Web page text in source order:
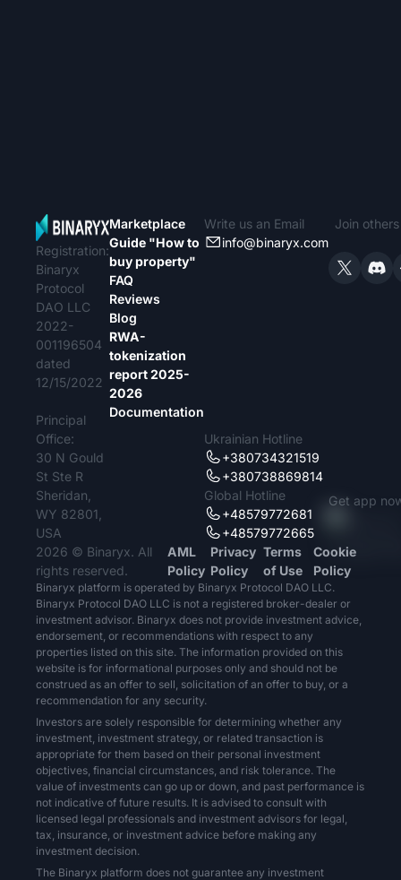
Registration:
Binaryx
Protocol
DAO LLC
2022-
001196504
dated
12/15/2022
Principal
Office:
30 N Gould
St Ste R
Sheridan,
WY 82801,
USA
Marketplace
Guide "How to
buy property"
FAQ
Reviews
Blog
RWA-
tokenization
report 2025-
2026
Documentation
Write us an Email
info@binaryx.com
Ukrainian Hotline
+380734321519
+380738869814
Global Hotline
+48579772681
+48579772665
Join
Get app
2026 © Binaryx. All
rights reserved.
AML
Policy
Privacy
Policy
Terms
of Use
Cookie
Policy
Binaryx platform is operated by Binaryx Protocol DAO LLC.
Binaryx Protocol DAO LLC is not a registered broker-dealer or
investment advisor. Binaryx does not provide investment advice,
endorsement, or recommendations with respect to any
properties listed on this site. The information provided on this
website is for informational purposes only and should not be
construed as an offer to sell, solicitation of an offer to buy, or a
recommendation for any security.
Investors are solely responsible for determining whether any
investment, investment strategy, or related transaction is
appropriate for them based on their personal investment
objectives, financial circumstances, and risk tolerance. The
value of investments can go up or down, and past performance is
not indicative of future results. It is advised to consult with
licensed legal professionals and investment advisors for legal,
tax, insurance, or investment advice before making any
investment decision.
The Binaryx platform does not guarantee any investment